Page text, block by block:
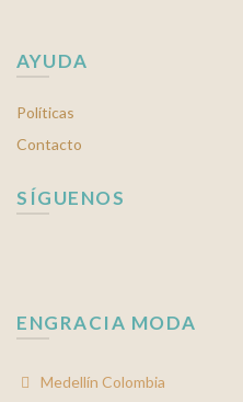
AYUDA
Políticas
Contacto
SÍGUENOS
ENGRACIA MODA
Medellín Colombia